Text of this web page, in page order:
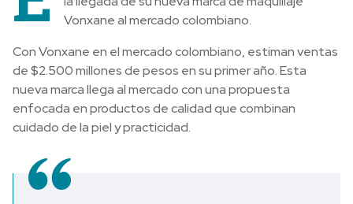
Vonxane al mercado colombiano.
Con Vonxane en el mercado colombiano, estiman ventas
de $2.500 millones de pesos en su primer año. Esta
nueva marca llega al mercado con una propuesta
enfocada en productos de calidad que combinan
cuidado de la piel y practicidad.